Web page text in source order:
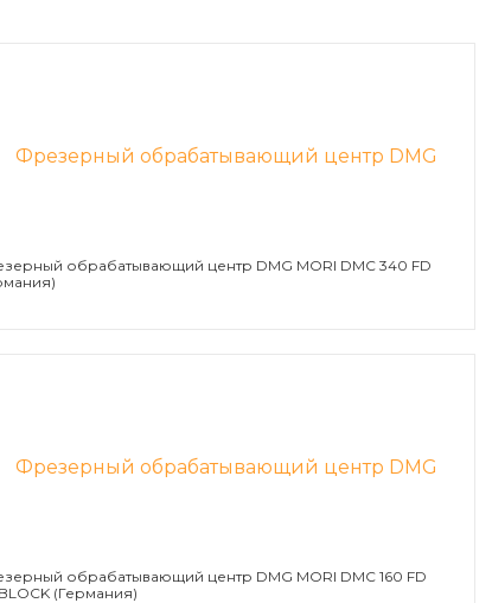
обрабатывающий центр DMG MORI DMC 340 FD
обрабатывающий центр DMG MORI DMC 160 FD
(Германия)